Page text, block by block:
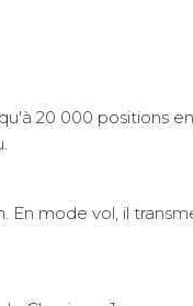
20 000 positions
mode vol, il